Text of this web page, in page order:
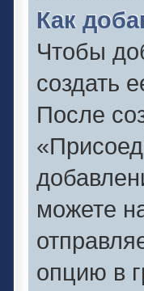
Как
Чтобы
создать
После
можете
опцию в